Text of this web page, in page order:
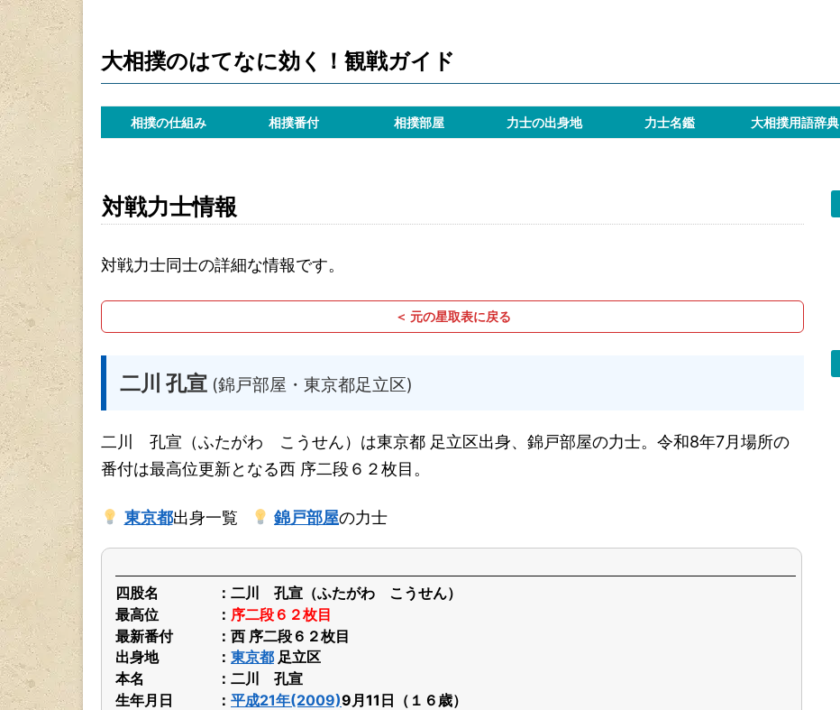
大相撲のはてなに効く！観戦ガイド
相撲の仕組み 相撲番付 相撲部屋 力士の出身地 力士名鑑 大相撲用語辞典
対戦力士情報
対戦力士同士の詳細な情報です。
＜ 元の星取表に戻る
二川 孔宣 (錦戸部屋・東京都足立区)
二川 孔宣（ふたがわ こうせん）は東京都 足立区出身、錦戸部屋の力士。令和8年7月場所の
番付は最高位更新となる西 序二段６２枚目。
東京都出身一覧 錦戸部屋の力士
四股名
二川 孔宣（ふたがわ こうせん）
最高位
序二段６２枚目
最新番付
西 序二段６２枚目
出身地
東京都 足立区
本名
二川 孔宣
生年月日
平成21年(2009)9月11日（１６歳）